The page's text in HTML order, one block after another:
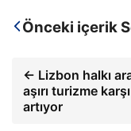
Önceki içerik
← Lizbon halkı
aşırı turizme
artıyor